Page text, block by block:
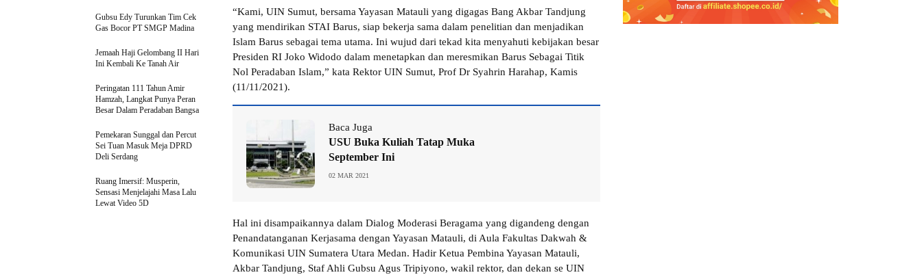
“Kami, UIN Sumut, bersama Yayasan Matauli yang digagas Bang Akbar Tandjung
yang mendirikan STAI Barus, siap bekerja sama dalam penelitian dan menjadikan
Islam Barus sebagai tema utama. Ini wujud dari tekad kita menyahuti kebijakan besar
Presiden RI Joko Widodo dalam menetapkan dan meresmikan Barus Sebagai Titik
Nol Peradaban Islam,” kata Rektor UIN Sumut, Prof Dr Syahrin Harahap, Kamis
(11/11/2021).
Baca Juga
USU Buka Kuliah Tatap Muka
September Ini
02 MAR 2021
Hal ini disampaikannya dalam Dialog Moderasi Beragama yang digandeng dengan
Penandatanganan Kerjasama dengan Yayasan Matauli, di Aula Fakultas Dakwah &
Komunikasi UIN Sumatera Utara Medan. Hadir Ketua Pembina Yayasan Matauli,
Akbar Tandjung, Staf Ahli Gubsu Agus Tripiyono, wakil rektor, dan dekan se UIN
Gubsu Edy Turunkan Tim Cek
Gas Bocor PT SMGP Madina
Jemaah Haji Gelombang II Hari
Ini Kembali Ke Tanah Air
Peringatan 111 Tahun Amir
Hamzah, Langkat Punya Peran
Besar Dalam Peradaban Bangsa
Pemekaran Sunggal dan Percut
Sei Tuan Masuk Meja DPRD
Deli Serdang
Ruang Imersif: Musperin,
Sensasi Menjelajahi Masa Lalu
Lewat Video 5D